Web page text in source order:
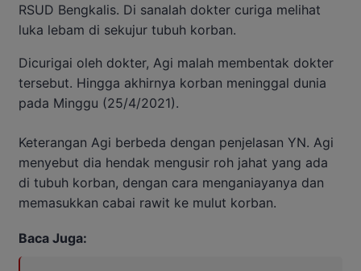
RSUD Bengkalis. Di sanalah dokter curiga melihat
luka lebam di sekujur tubuh korban.
Dicurigai oleh dokter, Agi malah membentak dokter
tersebut. Hingga akhirnya korban meninggal dunia
pada Minggu (25/4/2021).
Keterangan Agi berbeda dengan penjelasan YN. Agi
menyebut dia hendak mengusir roh jahat yang ada
di tubuh korban, dengan cara menganiayanya dan
memasukkan cabai rawit ke mulut korban.
Baca Juga: